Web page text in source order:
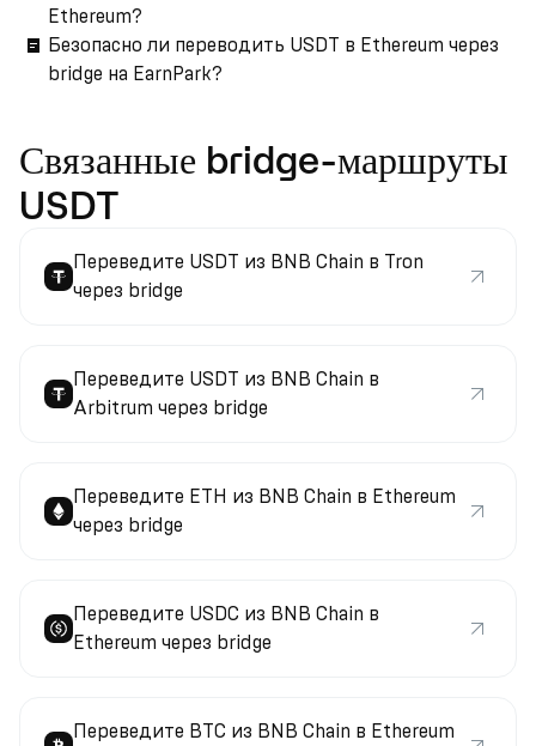
Ethereum?
Безопасно ли переводить USDT в Ethereum через
bridge на EarnPark?
Связанные bridge-маршруты
USDT
Переведите USDT из BNB Chain в Tron
через bridge
Переведите USDT из BNB Chain в
Arbitrum через bridge
Переведите ETH из BNB Chain в Ethereum
через bridge
Переведите USDC из BNB Chain в
Ethereum через bridge
Переведите BTC из BNB Chain в Ethereum